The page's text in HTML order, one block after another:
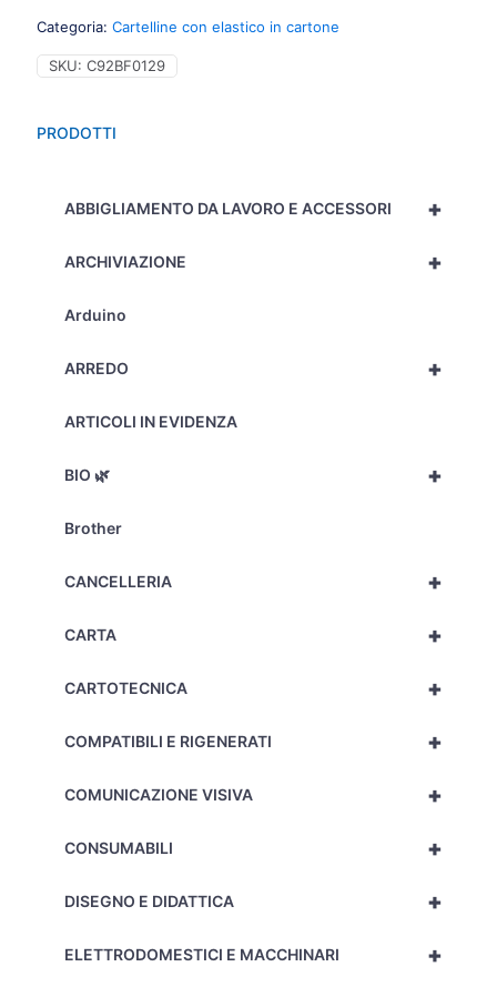
PRODOTTI
+
ABBIGLIAMENTO DA LAVORO E ACCESSORI
+
ARCHIVIAZIONE
Arduino
+
ARREDO
ARTICOLI IN EVIDENZA
+
BIO 🌿
Brother
+
CANCELLERIA
+
CARTA
+
CARTOTECNICA
+
COMPATIBILI E RIGENERATI
+
COMUNICAZIONE VISIVA
+
CONSUMABILI
+
DISEGNO E DIDATTICA
+
ELETTRODOMESTICI E MACCHINARI
piatto,
dorso
10cm,
colore
Prezzo
minimo
Categoria: Cartelline con elastico in cartone
SKU: C92BF0129